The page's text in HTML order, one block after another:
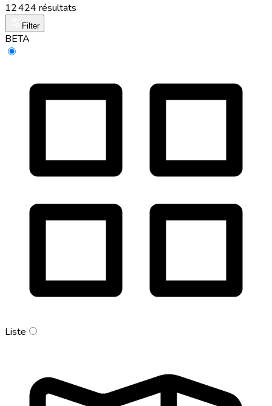
12 424 résultats
Filter
BETA
Liste